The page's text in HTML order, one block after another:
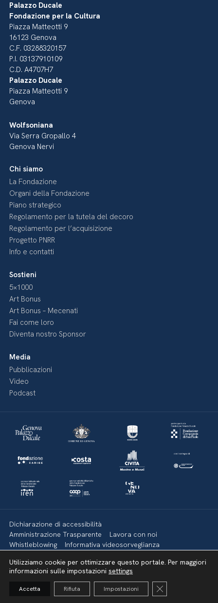
Palazzo Ducale
Fondazione per la Cultura
Piazza Matteotti 9
16123 Genova
C.F. 03288320157
P.I. 03137910109
C.D. A4707H7
Palazzo Ducale
Piazza Matteotti 9
Genova
Wolfsoniana
Via Serra Gropallo 4
Genova Nervi
Chi siamo
La Fondazione
Organi della Fondazione
Piano strategico
Regolamento per la tutela del decoro
Regolamento per l’acquisizione
Progetto PNRR
Info e contatti
Sostieni
5×1000
Art Bonus
Art Bonus – Mecenati
Fai come loro
Diventa nostro Sponsor
Media
Pubblicazioni
Video
Podcast
Dichiarazione di accessibilità
Amministrazione Trasparente
Lavora con noi
Whistleblowing
Informativa videosorveglianza
Mappa del sito
Torna su
Utilizziamo cookie per ottimizzare questo portale. Per maggiori
informazioni sulle impostazioni settings
Accetta Rifiuta Impostazioni Close GDPR